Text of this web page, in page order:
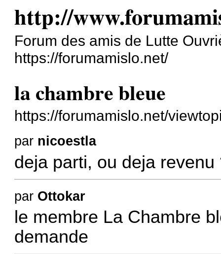
http://
Forum des amis de Lutte
https://forumamislo.net/
la chambre bleue
https://forumamislo.net/
par nicoestla
deja parti, ou deja revenu
par Ottokar
le membre La Chambre
demande